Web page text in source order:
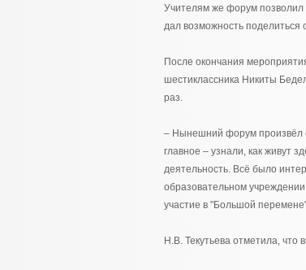
Учителям же форум позволил
дал возможность поделиться
После окончания
шестиклассника Никиты
раз.
– Нынешний форум произвёл
главное – узнали, как живут
деятельность. Всё было
образовательном
участие в "Большой
Н.В. Текутьева отметила, что